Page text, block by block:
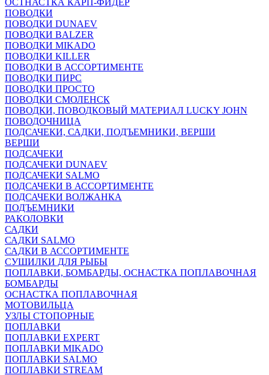
ОСТНАСТКА КАРП-ФИДЕР
ПОВОДКИ
ПОВОДКИ DUNAEV
ПОВОДКИ BALZER
ПОВОДКИ MIKADO
ПОВОДКИ KILLER
ПОВОДКИ В АССОРТИМЕНТЕ
ПОВОДКИ ПИРС
ПОВОДКИ ПРОСТО
ПОВОДКИ СМОЛЕНСК
ПОВОДКИ, ПОВОДКОВЫЙ МАТЕРИАЛ LUCKY JOHN
ПОВОДОЧНИЦА
ПОДСАЧЕКИ, САДКИ, ПОДЪЕМНИКИ, ВЕРШИ
ВЕРШИ
ПОДСАЧЕКИ
ПОДСАЧЕКИ DUNAEV
ПОДСАЧЕКИ SALMO
ПОДСАЧЕКИ В АССОРТИМЕНТЕ
ПОДСАЧЕКИ ВОЛЖАНКА
ПОДЪЕМНИКИ
РАКОЛОВКИ
САДКИ
САДКИ SALMO
САДКИ В АССОРТИМЕНТЕ
СУШИЛКИ ДЛЯ РЫБЫ
ПОПЛАВКИ, БОМБАРДЫ, ОСНАСТКА ПОПЛАВОЧНАЯ
БОМБАРДЫ
ОСНАСТКА ПОПЛАВОЧНАЯ
МОТОВИЛЬЦА
УЗЛЫ СТОПОРНЫЕ
ПОПЛАВКИ
ПОПЛАВКИ EXPERT
ПОПЛАВКИ MIKADO
ПОПЛАВКИ SALMO
ПОПЛАВКИ STREAM